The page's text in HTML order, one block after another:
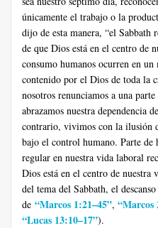
únicamente el trabajo o la
dijo de esta manera, “el Sabbath
de que Dios está en el centro de
consumo humanos ocurren en
contenido por el Dios de toda la
nosotros renunciamos a una
abrazamos nuestra dependencia
contrario, vivimos con la ilusión
bajo el control humano. Parte de
regular en nuestra vida laboral
Dios está en el centro de
del tema del Sabbath, el
de “Marcos 1:21–45”, “Marcos
“Lucas 13:10–17”).